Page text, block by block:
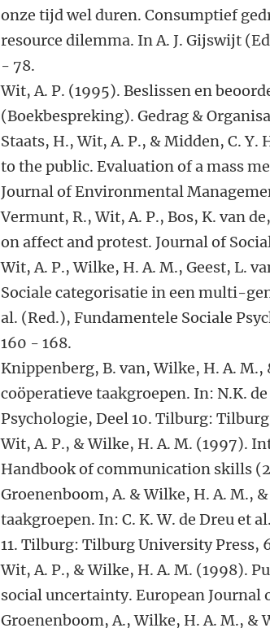
onze tijd wel duren. Consumptief
resource dilemma. In A. J. Gijswijt
- 78.
Wit, A. P. (1995). Beslissen en
(Boekbespreking). Gedrag &
Staats, H., Wit, A. P., & Midden, C.
to the public. Evaluation of a mass
Journal of Environmental
Vermunt, R., Wit, A. P., Bos, K. van
on affect and protest. Journal of
Wit, A. P., Wilke, H. A. M., Geest, L.
Sociale categorisatie in een multi-
al. (Red.), Fundamentele Sociale
160 - 168.
Knippenberg, B. van, Wilke, H. A.
coöperatieve taakgroepen. In: N.K.
Psychologie, Deel 10. Tilburg:
Wit, A. P., & Wilke, H. A. M. (1997).
Handbook of communication skills
Groenenboom, A. & Wilke, H. A. M.,
taakgroepen. In: C. K. W. de Dreu et
11. Tilburg: Tilburg University Press,
Wit, A. P., & Wilke, H. A. M. (1998).
social uncertainty. European
Groenenboom, A., Wilke, H. A. M., &